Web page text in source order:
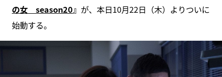
の女 season20』 が、本日10月22日（木）よりついに
始動する。